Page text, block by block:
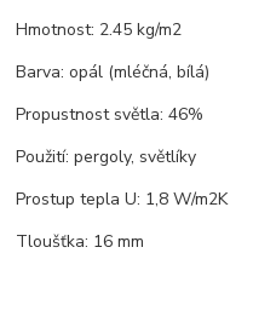
Hmotnost: 2.45 kg/m2
Barva: opál (mléčná, bílá)
Propustnost světla: 46%
Použití: pergoly, světlíky
Prostup tepla U: 1,8 W/m2K
Tloušťka: 16 mm